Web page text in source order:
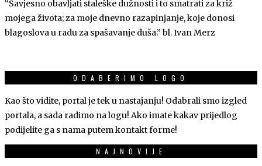
“Savjesno obavljati staleške dužnosti i to smatrati za križ
mojega života; za moje dnevno razapinjanje, koje donosi
blagoslova u radu za spašavanje duša.” bl. Ivan Merz
ODABERIMO LOGO
Kao što vidite, portal je tek u nastajanju! Odabrali smo izgled
portala, a sada radimo na logu! Ako imate kakav prijedlog
podijelite ga s nama putem kontakt forme!
NAJNOVIJE